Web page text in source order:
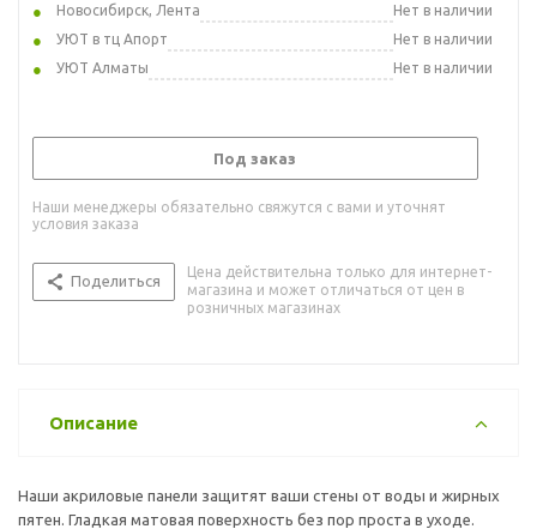
Новосибирск, Лента
Нет в наличии
УЮТ в тц Апорт
Нет в наличии
УЮТ Алматы
Нет в наличии
Под заказ
Наши менеджеры обязательно свяжутся с вами и уточнят
условия заказа
Поделиться
Цена действительна только для интернет-
магазина и может отличаться от цен в
розничных магазинах
Описание
Наши акриловые панели защитят ваши стены от воды и жирных
пятен. Гладкая матовая поверхность без пор проста в уходе.